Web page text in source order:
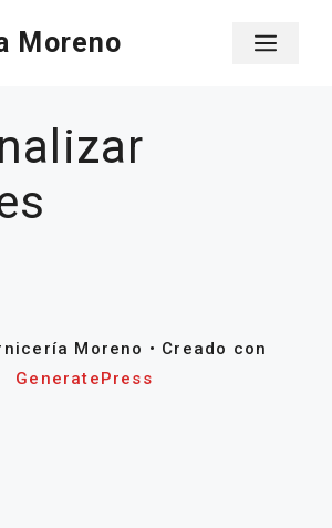
Moreno
Moreno • Creado con
GeneratePress